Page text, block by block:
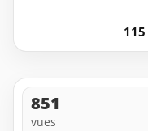
115
851
vues